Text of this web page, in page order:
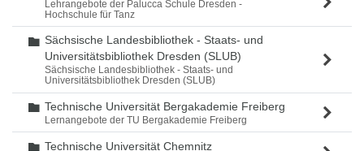
Lehrangebote der Palucca Schule Dresden -
Hochschule für Tanz
Ordner
Sächsische Landesbibliothek - Staats- und
Universitätsbibliothek Dresden (SLUB)
Sächsische Landesbibliothek - Staats- und
Universitätsbibliothek Dresden (SLUB)
Ordner
Technische Universität Bergakademie Freiberg
Lernangebote der TU Bergakademie Freiberg
Ordner
Technische Universität Chemnitz